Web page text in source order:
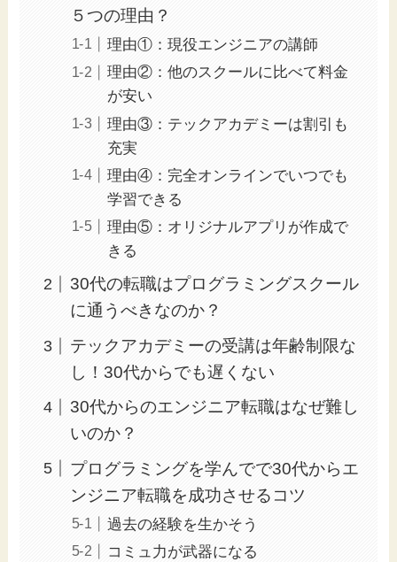
５つの理由？
理由①：現役エンジニアの講師
理由②：他のスクールに比べて料金
が安い
理由③：テックアカデミーは割引も
充実
理由④：完全オンラインでいつでも
学習できる
理由⑤：オリジナルアプリが作成で
きる
30代の転職はプログラミングスクール
に通うべきなのか？
テックアカデミーの受講は年齢制限な
し！30代からでも遅くない
30代からのエンジニア転職はなぜ難し
いのか？
プログラミングを学んでで30代からエ
ンジニア転職を成功させるコツ
過去の経験を生かそう
コミュ力が武器になる